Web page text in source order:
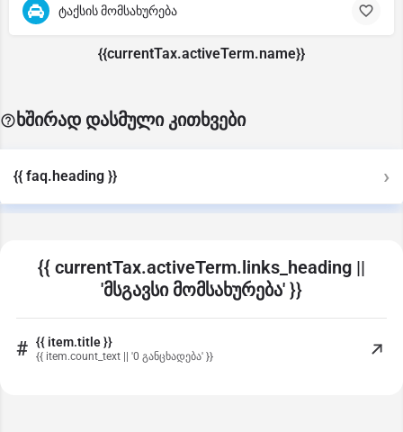
ტაქსის მომსახურება
{{currentTax.activeTerm.name}}
ხშირად დასმული კითხვები
{{ faq.heading }}
{{ currentTax.activeTerm.links_heading ||
'მსგავსი მომსახურება' }}
# {{ item.title }}
{{ item.count_text || '0 განცხადება' }}